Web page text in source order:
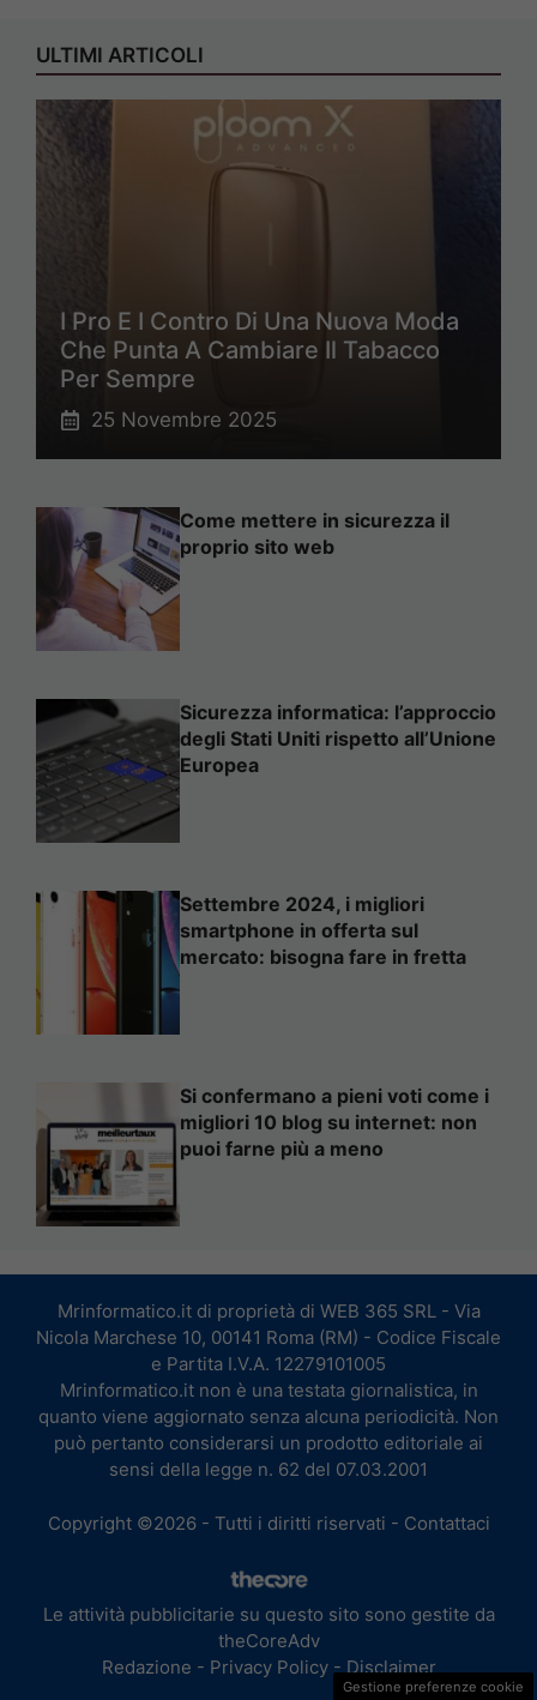
ULTIMI ARTICOLI
I Pro E I Contro Di Una Nuova Moda
Che Punta A Cambiare Il Tabacco
Per Sempre
25 Novembre 2025
Come mettere in sicurezza il
proprio sito web
Sicurezza informatica: l’approccio
degli Stati Uniti rispetto all’Unione
Europea
Settembre 2024, i migliori
smartphone in offerta sul
mercato: bisogna fare in fretta
Si confermano a pieni voti come i
migliori 10 blog su internet: non
puoi farne più a meno
Mrinformatico.it di proprietà di WEB 365 SRL - Via
Nicola Marchese 10, 00141 Roma (RM) - Codice Fiscale
e Partita I.V.A. 12279101005
Mrinformatico.it non è una testata giornalistica, in
quanto viene aggiornato senza alcuna periodicità. Non
può pertanto considerarsi un prodotto editoriale ai
sensi della legge n. 62 del 07.03.2001
Copyright ©2026 - Tutti i diritti riservati - Contattaci
Le attività pubblicitarie su questo sito sono gestite da
theCoreAdv
Redazione - Privacy Policy- Disclaimer
Gestione preferenze cookie